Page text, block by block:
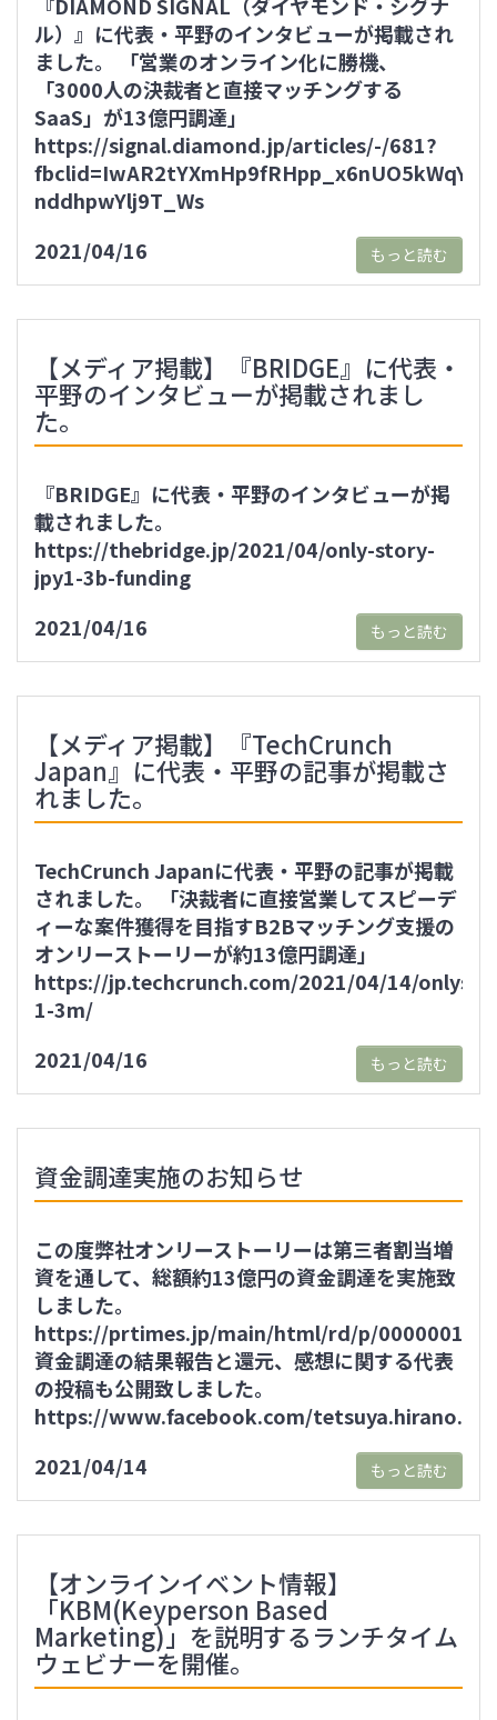
ル）』に代表・平野のインタビューが掲載され
ました。 「営業のオンライン化に勝機、
「3000人の決裁者と直接マッチングする
SaaS」が13億円調達」
https://signal.diamond.jp/articles/-/681?
nddhpwYlj9T_Ws
2021/04/16
もっと読む
【メディア掲載】『BRIDGE』に代表・
平野のインタビューが掲載されまし
た。
『BRIDGE』に代表・平野のインタビューが掲
載されました。
https://thebridge.jp/2021/04/only-story-
jpy1-3b-funding
2021/04/16
もっと読む
【メディア掲載】『TechCrunch
Japan』に代表・平野の記事が掲載さ
れました。
TechCrunch Japanに代表・平野の記事が掲載
されました。 「決裁者に直接営業してスピーデ
ィーな案件獲得を目指すB2Bマッチング支援の
オンリーストーリーが約13億円調達」
https://jp.techcrunch.com/2021/04/14/
1-3m/
2021/04/16
もっと読む
資金調達実施のお知らせ
この度弊社オンリーストーリーは第三者割当増
資を通して、総額約13億円の資金調達を実施致
しました。
https://prtimes.jp/main/html/rd/p/
資金調達の結果報告と還元、感想に関する代表
の投稿も公開致しました。
https://www.facebook.com/
2021/04/14
もっと読む
【オンラインイベント情報】
「KBM(Keyperson Based
Marketing)」を説明するランチタイム
ウェビナーを開催。